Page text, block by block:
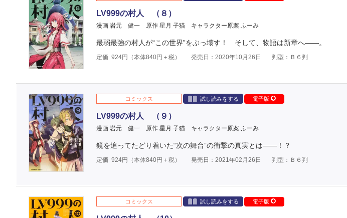
LV999の村人 （８）
漫画 岩元 健一 原作 星月 子猫 キャラクター原案 ふーみ
最弱最強の村人が“この世界”をぶっ壊す！ そして、物語は新章へ――。
定価 924円（本体840円＋税） 発売日：2020年10月26日 判型：Ｂ６判
コミックス 試し読みをする 電子版
LV999の村人 （９）
漫画 岩元 健一 原作 星月 子猫 キャラクター原案 ふーみ
鏡を追ってたどり着いた“次の舞台”の衝撃の真実とは――！？
定価 924円（本体840円＋税） 発売日：2021年02月26日 判型：Ｂ６判
コミックス 試し読みをする 電子版